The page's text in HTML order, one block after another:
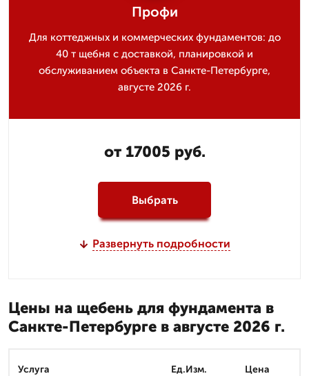
Профи
Для коттеджных и коммерческих фундаментов: до
40 т щебня с доставкой, планировкой и
обслуживанием объекта в Санкте-Петербурге,
августе 2026 г.
от 17005 руб.
Выбрать
Развернуть подробности
Цены на щебень для фундамента в
Санкте-Петербурге в августе 2026 г.
Услуга Ед.Изм. Цена